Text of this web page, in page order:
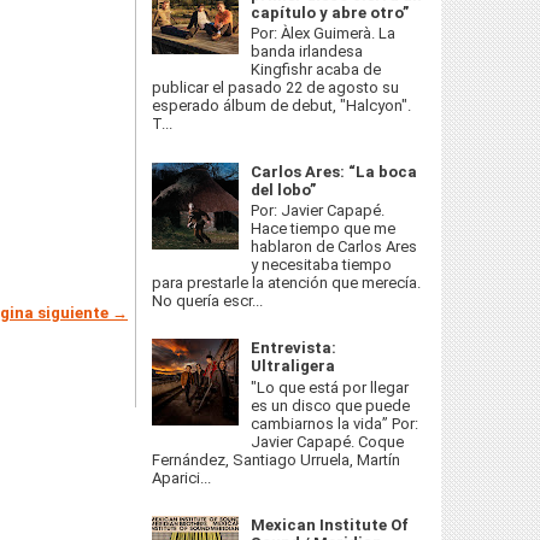
siguiente →
capítulo y abre otro”
Por: Àlex Guimerà. La
banda irlandesa
Kingfishr acaba de
publicar el pasado 22 de agosto su
esperado álbum de debut, "Halcyon".
T...
Carlos Ares: “La boca
del lobo”
Por: Javier Capapé.
Hace tiempo que me
hablaron de Carlos Ares
y necesitaba tiempo
para prestarle la atención que merecía.
No quería escr...
Entrevista:
Ultraligera
"Lo que está por llegar
es un disco que puede
cambiarnos la vida” Por:
Javier Capapé. Coque
Fernández, Santiago Urruela, Martín
Aparici...
Mexican Institute Of